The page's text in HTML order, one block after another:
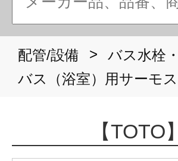
配管/設備 > バス水栓
バス（浴室）用サーモ
【